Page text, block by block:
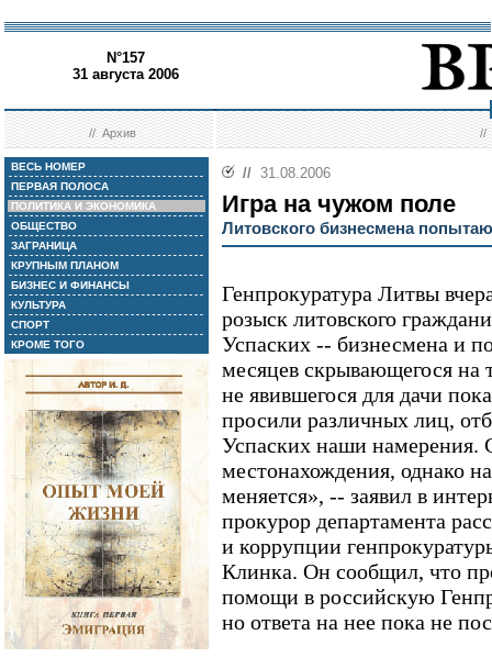
N°157
31 августа 2006
//Архив //
ВЕСЬ НОМЕР
ПЕРВАЯ ПОЛОСА
ПОЛИТИКА И ЭКОНОМИКА
ОБЩЕСТВО
ЗАГРАНИЦА
КРУПНЫМ ПЛАНОМ
БИЗНЕС И ФИНАНСЫ
КУЛЬТУРА
СПОРТ
КРОМЕ ТОГО
// 31.08.2006
Игра на чужом поле
Литовского бизнесмена
Генпрокуратура Литвы
розыск литовского
Успаских -- бизнесмена и
месяцев скрывающегося на
не явившегося для дачи
просили различных лиц,
Успаских наши намерения.
местонахождения, однако
меняется», -- заявил в
прокурор департамента
и коррупции
Клинка. Он сообщил, что
помощи в российскую
но ответа на нее пока не